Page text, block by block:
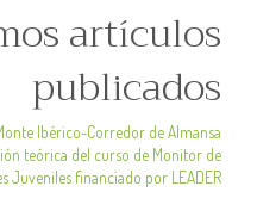
artículos
publicados
Ibérico-Corredor de Almansa
teórica del curso de Monitor de
Juveniles financiado por LEADER